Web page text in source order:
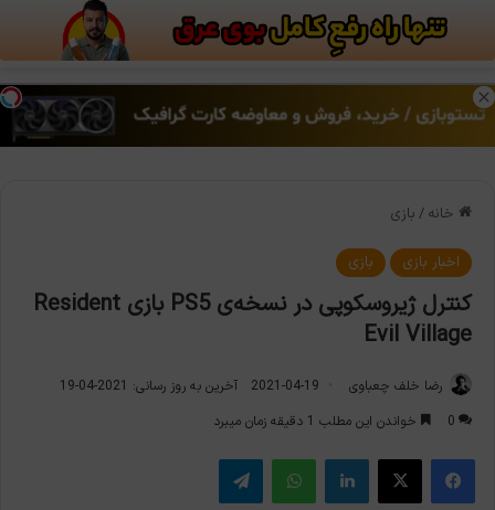
منو
خانه / بازی
اخبار بازی بازی
کنترل ژیروسکوپی در نسخه‌ی PS5 بازی Resident
Evil Village
رضا خلف چعباوی 2021-04-19
آخرین به روز رسانی: 2021-04-19
0
خواندن این مطلب 1 دقیقه زمان میبرد
فیس بوک X لینکدین واتس آپ تلگرام